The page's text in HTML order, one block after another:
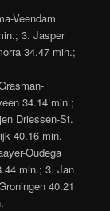
Veendam
3. Jasper
34.47 min.;
34.14 min.;
Driessen-St.
40.16 min.
Oudega
min.; 3. Jan
40.21